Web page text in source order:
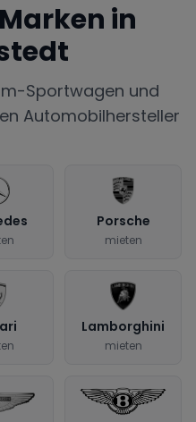
in
Sportwagen und
Automobilhersteller
Porsche
mieten
Lamborghini
mieten